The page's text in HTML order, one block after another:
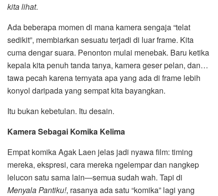
kita lihat.
Ada beberapa momen di mana kamera sengaja “telat
sedikit”, membiarkan sesuatu terjadi di luar frame. Kita
cuma dengar suara. Penonton mulai menebak. Baru ketika
kepala kita penuh tanda tanya, kamera geser pelan, dan…
tawa pecah karena ternyata apa yang ada di frame lebih
konyol daripada yang sempat kita bayangkan.
Itu bukan kebetulan. Itu desain.
Kamera Sebagai Komika Kelima
Empat komika Agak Laen jelas jadi nyawa film: timing
mereka, ekspresi, cara mereka ngelempar dan nangkep
lelucon satu sama lain—semua sudah wah. Tapi di
Menyala Pantiku!, rasanya ada satu “komika” lagi yang